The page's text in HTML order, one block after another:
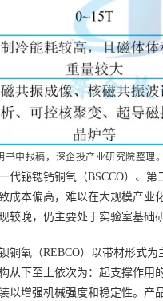
申报稿，深企投产业研究院整理。
代铋锶钙铜氧（BSCCO）、
成本偏高，难以在大规模产
较晚，仍主要处于实验室基础
铜氧（REBCO）以带材形式
从下至上依次为：起支撑作
以增强机械强度和稳定性。产